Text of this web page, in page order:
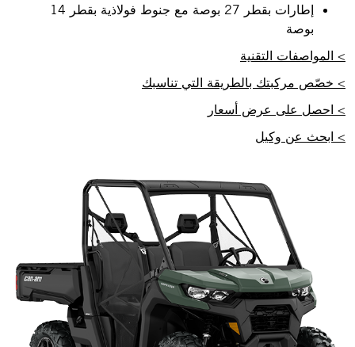
إطارات بقطر 27 بوصة مع جنوط فولاذية بقطر 14
بوصة
> المواصفات التقنية
> خصّص مركبتك بالطريقة التي تناسبك
> احصل على عرض أسعار
> ابحث عن وكيل